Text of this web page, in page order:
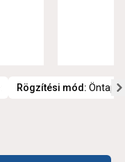
Rögzítési mód: